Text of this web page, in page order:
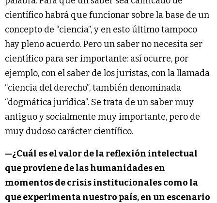
científico habrá que funcionar sobre la base de un
concepto de “ciencia”, y en esto último tampoco
hay pleno acuerdo. Pero un saber no necesita ser
científico para ser importante: así ocurre, por
ejemplo, con el saber de los juristas, con la llamada
“ciencia del derecho”, también denominada
“dogmática jurídica”. Se trata de un saber muy
antiguo y socialmente muy importante, pero de
muy dudoso carácter científico.
—¿Cuál es el valor de la reflexión intelectual
que proviene de las humanidades en
momentos de crisis institucionales como la
que experimenta nuestro país, en un escenario